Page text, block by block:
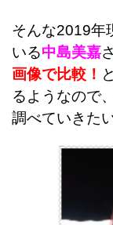
そんな2019年
いる中島美嘉
画像で比較！
るようなので
調べていきた